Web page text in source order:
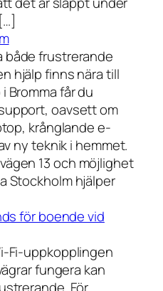
både frustrerande
hjälp finns nära till
Bromma får du
oavsett om
krånglande e-
ny teknik i hemmet.
13 och möjlighet
Stockholm hjälper
för boende vid
Fi-uppkopplingen
fungera kan